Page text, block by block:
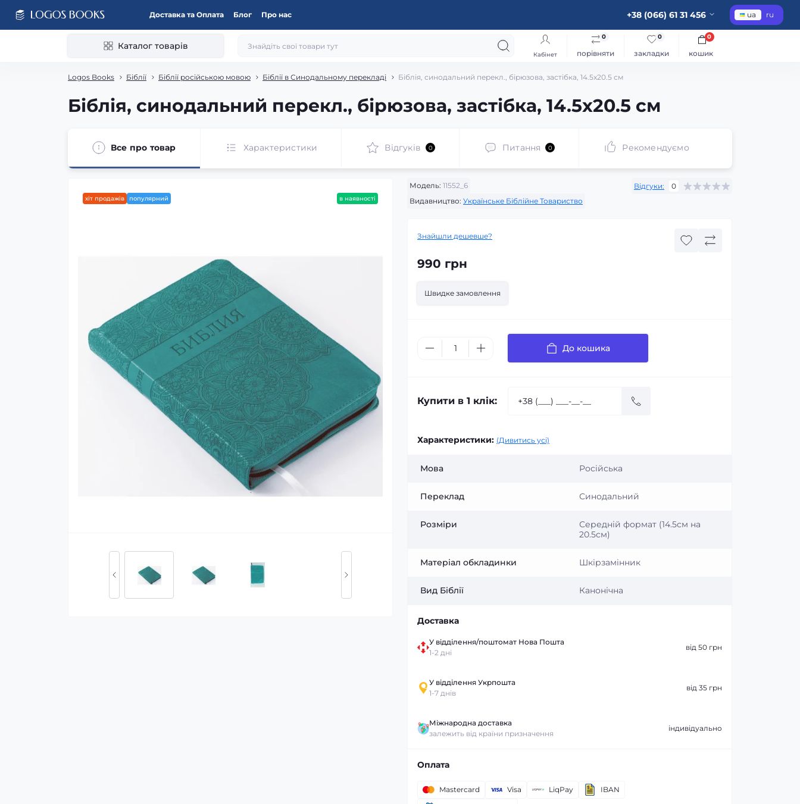
Доставка та Оплата Блог Про нас +38 (066) 61 31 456 ua ru
Каталог товарів
Кабінет порівняти
0
закладки
0
кошик
0
Logos Books Біблії Біблії російською мовою Біблії в Синодальному перекладі Біблія, синодальний перекл., бірюзова, застібка, 14.5x20.5 см
Біблія, синодальний перекл., бірюзова, застібка, 14.5x20.5 см
Все про товар Характеристики Відгуків 0 Питання 0 Рекомендуємо
хіт продажів популярний в наявності
Модель: 11552_6
Видавництво: Українське Біблійне Товариство
Відгуки: 0
Знайшли дешевше?
990 грн
Швидке замовлення
До кошика
Купити в 1 клік:
Характеристики: (Дивитись усі)
Мова Російська
Переклад Синодальний
Розміри
Середній формат (14.5см на
20.5см)
Матеріал обкладинки Шкірзамінник
Вид Біблії Канонічна
Доставка
У відділення/поштомат Нова Пошта
1-2 дні
від 50 грн
У відділення Укрпошта
1-7 днів
від 35 грн
Міжнародна доставка
залежить від країни призначення
індивідуально
Оплата
Mastercard Visa LiqPay
IBAN